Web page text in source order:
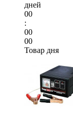
дней
00
:
00
00
Товар дня